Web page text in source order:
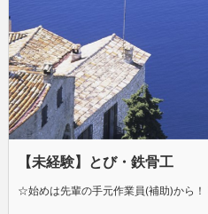
【未経験】とび・鉄骨工